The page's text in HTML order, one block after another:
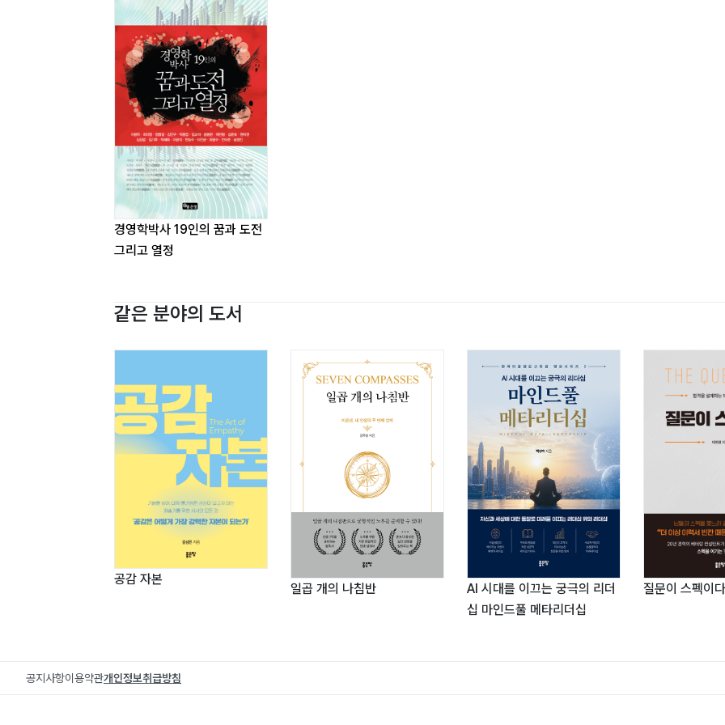
김준호
10_ 내 삶의 소중한 기억들
원덕권
11_ 끝없는 배움, 끝없는 도전
심상범
12_ 한 우물을 파서 얻은 행복
임기추
13_ 인생의 주인공은 바로 ‘나’
박혜옥
14_ 남과 다른 나만의 방식대로 살아간다
이광석
17_ 공부 열심히 해라, 효도해라
최광수
18_ 나의 도전은 끝이 없다
전수준
19_ 농협입사와 꿈과 도전 그리고 열정
송영진
?편집후기 1
?편집후기 2
경영학박사 19인의 꿈과 도전
그리고 열정
같은 분야의 도서
공감 자본
일곱 개의 나침반
AI 시대를 이끄는 궁극의 리더
십 마인드풀 메타리더십
질문이 스펙이다
공지사항이용약관개인정보취급방침